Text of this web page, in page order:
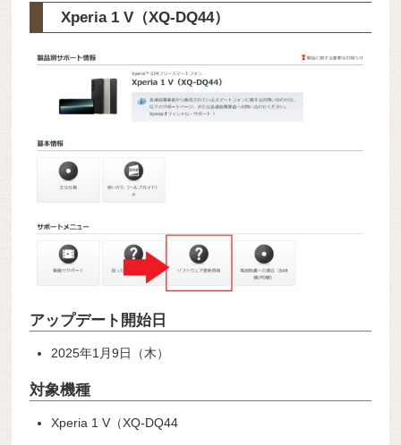
Xperia 1 V（XQ-DQ44）
アップデート開始日
2025年1月9日（木）
対象機種
Xperia 1 V（XQ-DQ44